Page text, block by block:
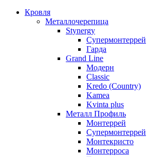
Кровля
Металлочерепица
Stynergy
Супермонтеррей
Гарда
Grand Line
Модерн
Classic
Kredo (Country)
Kamea
Kvinta plus
Металл Профиль
Монтеррей
Супермонтеррей
Монтекристо
Монтерроса